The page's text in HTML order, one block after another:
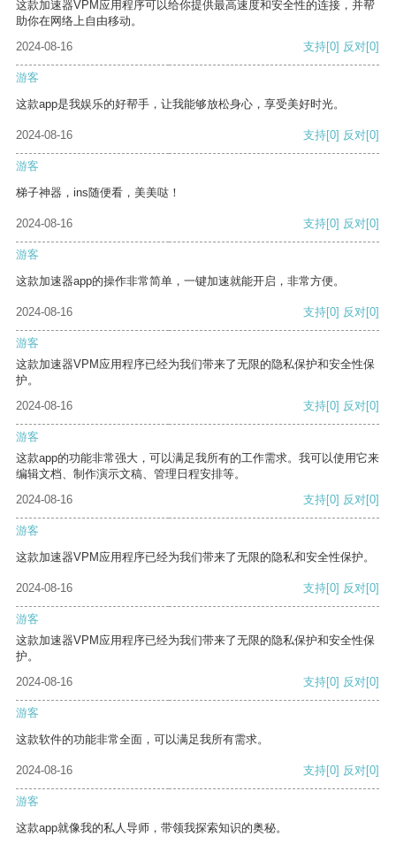
这款加速器VPM应用程序可以给你提供最高速度和安全性的连接，并帮
助你在网络上自由移动。
2024-08-16
支持[0] 反对[0]
游客
这款app是我娱乐的好帮手，让我能够放松身心，享受美好时光。
2024-08-16 支持[0] 反对[0]
游客
梯子神器，ins随便看，美美哒！
2024-08-16 支持[0] 反对[0]
游客
这款加速器app的操作非常简单，一键加速就能开启，非常方便。
2024-08-16 支持[0] 反对[0]
游客
这款加速器VPM应用程序已经为我们带来了无限的隐私保护和安全性保
护。
2024-08-16
支持[0] 反对[0]
游客
这款app的功能非常强大，可以满足我所有的工作需求。我可以使用它来
编辑文档、制作演示文稿、管理日程安排等。
2024-08-16
支持[0] 反对[0]
游客
这款加速器VPM应用程序已经为我们带来了无限的隐私和安全性保护。
2024-08-16 支持[0] 反对[0]
游客
这款加速器VPM应用程序已经为我们带来了无限的隐私保护和安全性保
护。
2024-08-16
支持[0] 反对[0]
游客
这款软件的功能非常全面，可以满足我所有需求。
2024-08-16 支持[0] 反对[0]
游客
这款app就像我的私人导师，带领我探索知识的奥秘。